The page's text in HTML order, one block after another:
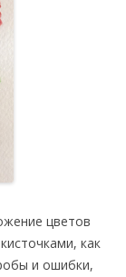
цветов
как
и ошибки,